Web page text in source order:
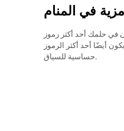
في المنام
في حلمك أحد أكثر رموز
يكون أيضًا أحد أكثر الرموز
حساسية للسياق.